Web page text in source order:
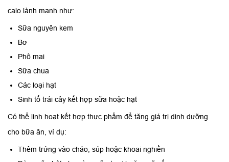
calo lành mạnh như:
Sữa nguyên kem
Bơ
Phô mai
Sữa chua
Các loại hạt
Sinh tố trái cây kết hợp sữa hoặc hạt
Có thể linh hoạt kết hợp thực phẩm để tăng giá trị dinh dưỡng
cho bữa ăn, ví dụ:
Thêm trứng vào cháo, súp hoặc khoai nghiền